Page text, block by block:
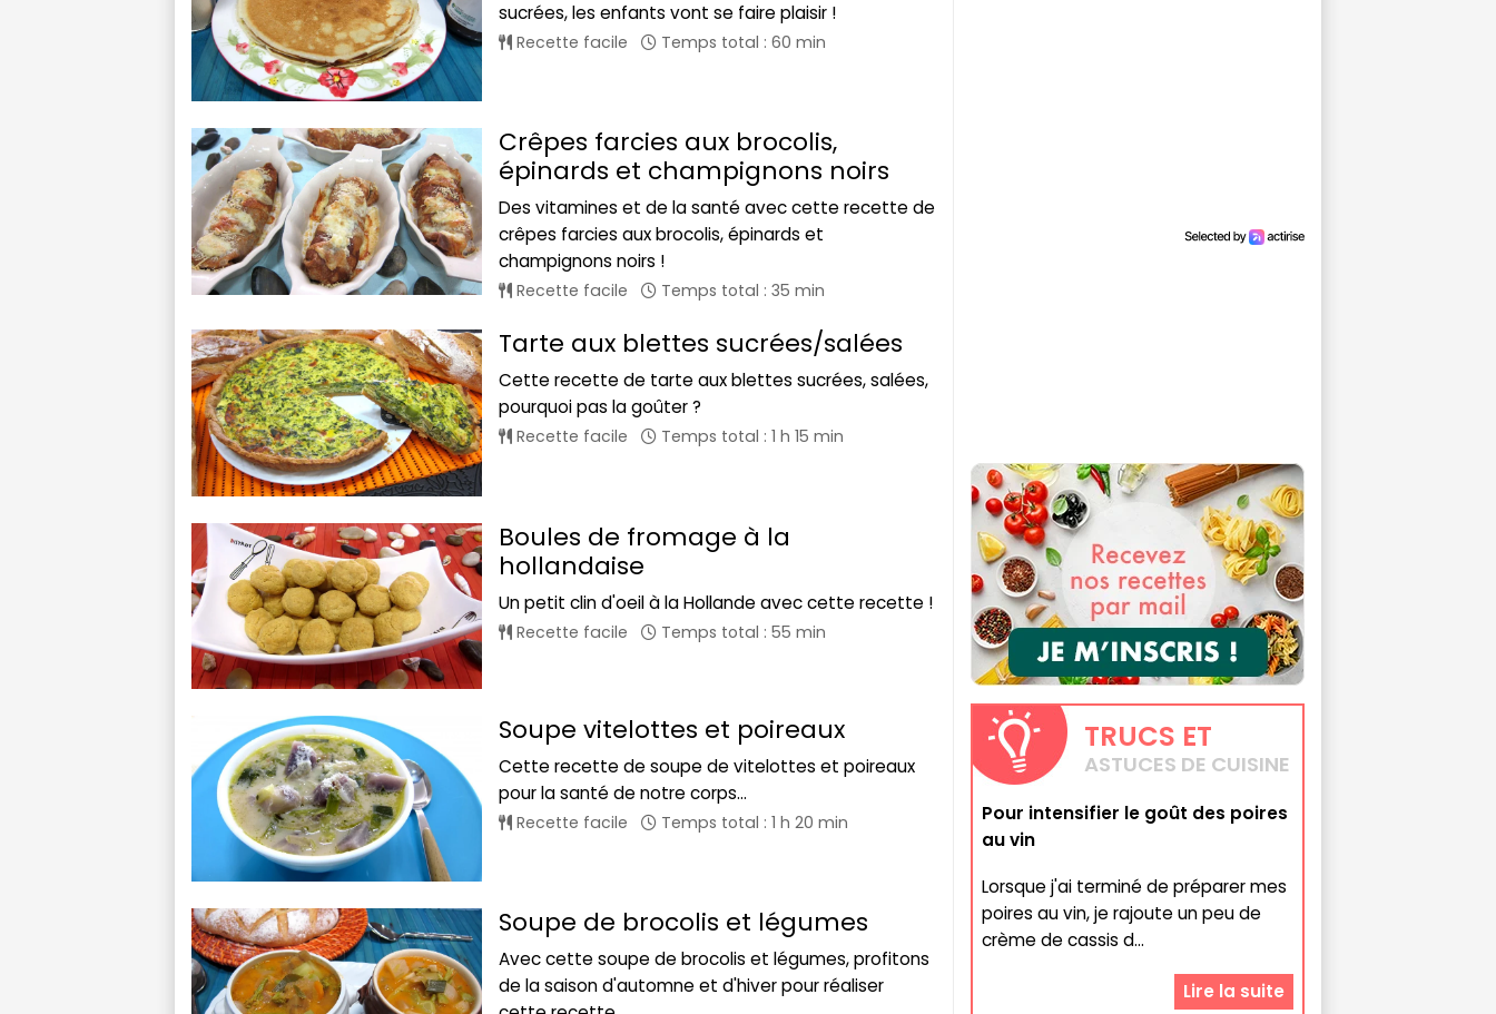
sucrées, les enfants vont se faire plaisir !
Recette facile Temps total : 60 min
Crêpes farcies aux brocolis,
épinards et champignons noirs
Des vitamines et de la santé avec cette recette de
crêpes farcies aux brocolis, épinards et
champignons noirs !
Recette facile Temps total : 35 min
Tarte aux blettes sucrées/salées
Cette recette de tarte aux blettes sucrées, salées,
pourquoi pas la goûter ?
Recette facile Temps total : 1 h 15 min
Boules de fromage à la
hollandaise
Un petit clin d'oeil à la Hollande avec cette recette !
Recette facile Temps total : 55 min
Soupe vitelottes et poireaux
Cette recette de soupe de vitelottes et poireaux
pour la santé de notre corps...
Recette facile Temps total : 1 h 20 min
Soupe de brocolis et légumes
Avec cette soupe de brocolis et légumes, profitons
de la saison d'automne et d'hiver pour réaliser
TRUCS ET
ASTUCES DE CUISINE
Pour intensifier le goût des poires
au vin
Lorsque j'ai terminé de préparer mes
poires au vin, je rajoute un peu de
crème de cassis d...
Lire la suite